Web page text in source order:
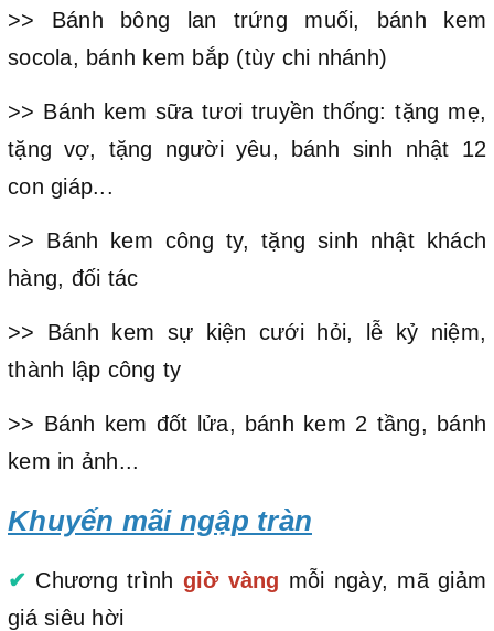
>> Bánh bông lan trứng muối, bánh kem
socola, bánh kem bắp (tùy chi nhánh)
>> Bánh kem sữa tươi truyền thống: tặng mẹ,
tặng vợ, tặng người yêu, bánh sinh nhật 12
con giáp...
>> Bánh kem công ty, tặng sinh nhật khách
hàng, đối tác
>> Bánh kem sự kiện cưới hỏi, lễ kỷ niệm,
thành lập công ty
>> Bánh kem đốt lửa, bánh kem 2 tầng, bánh
kem in ảnh...
Khuyến mãi ngập tràn
✔ Chương trình giờ vàng mỗi ngày, mã giảm
giá siêu hời